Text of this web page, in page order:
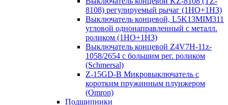
8108) регулируемый рычаг (1НО+1НЗ)
Выключатель концевой, L5K13MIM311
угловой однонаправленный с металл.
роликом (1НО+1НЗ)
Выключатель концевой Z4V7H-11z-
1058/2654 с большим рег. роликом
(Schmersal)
Z-15GD-B Микровыключатель с
коротким пружинным плунжером
(Omron)
Подшипники